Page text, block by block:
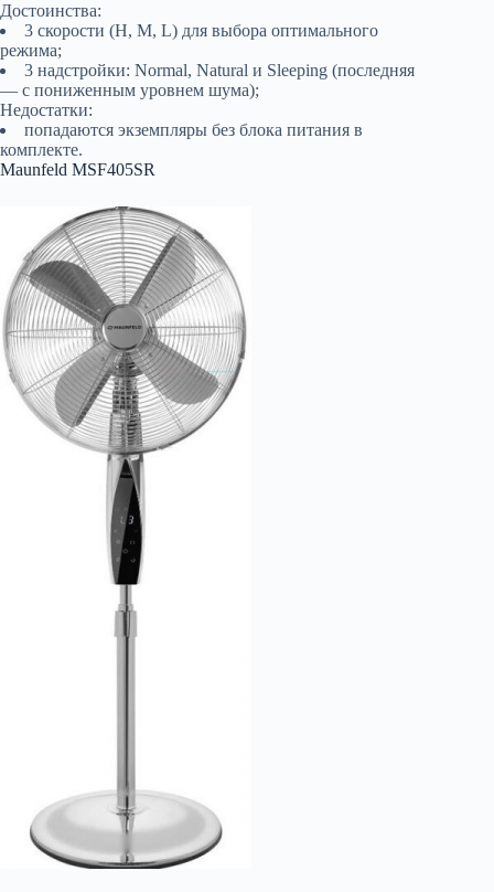
Достоинства:
3 скорости (H, M, L) для выбора оптимального
режима;
3 надстройки: Normal, Natural и Sleeping (последняя
— с пониженным уровнем шума);
Недостатки:
попадаются экземпляры без блока питания в
комплекте.
Maunfeld MSF405SR